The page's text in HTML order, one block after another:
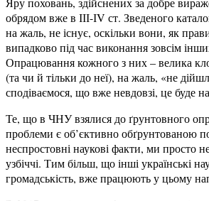
обрядом вже в ІІІ-ІV ст. Зведеного
на жаль, не існує, оскільки вони, як
випадково під час виконання зовсім
Опрацювання кожного з них – велика
(та чи й тільки до неї), на жаль, «не
сподіваємося, що вже невдовзі, це буде
Те, що в ЧНУ взялися до ґрунтовного
проблеми є об’єктивно обґрунтованою
неспростовні наукові факти, ми просто
узбіччі. Тим більш, що інші українські
громадськість, вже працюють у цьому